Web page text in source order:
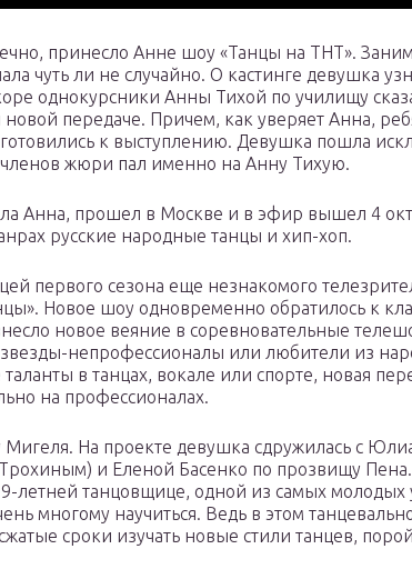
принесло Анне шоу «Танцы на ТНТ».
чуть ли не случайно. О кастинге девушка
однокурсники Анны Тихой по училищу
новой передаче. Причем, как уверяет Анна,
к выступлению. Девушка пошла
жюри пал именно на Анну Тихую.
Анна, прошел в Москве и в эфир вышел 4
русские народные танцы и хип-хоп.
первого сезона еще незнакомого
Новое шоу одновременно обратилось к
новое веяние в соревновательные
непрофессионалы или любители из
в танцах, вокале или спорте, новая
на профессионалах.
Мигеля. На проекте девушка сдружилась с
и Еленой Басенко по прозвищу Пена.
летней танцовщице, одной из самых молодых
многому научиться. Ведь в этом
сроки изучать новые стили танцев, порой